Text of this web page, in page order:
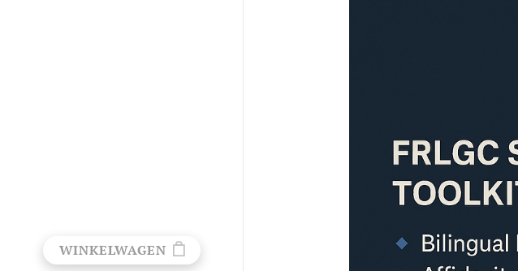
WINKELWAGEN